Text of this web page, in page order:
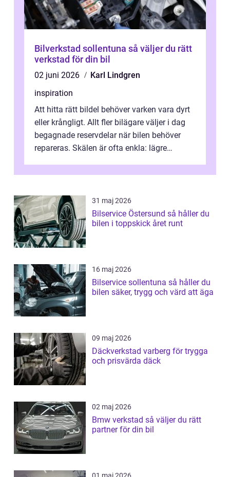
Bilverkstad sollentuna så väljer du rätt
verkstad för din bil
02 juni 2026
Karl Lindgren
inspiration
Att hitta rätt bildel behöver varken vara dyrt
eller krångligt. Allt fler bilägare väljer i dag
begagnade reservdelar när bilen behöver
repareras. Skälen är ofta enkla: lägre
31 maj 2026
Bilservice Östersund så håller du
bilen i toppskick året runt
16 maj 2026
Bilservice sollentuna så håller du
bilen säker, trygg och värd att äga
09 maj 2026
Däckverkstad varberg för trygga
och prisvärda däck
02 maj 2026
Bmw verkstad så väljer du rätt
partner för din bil
01 maj 2026